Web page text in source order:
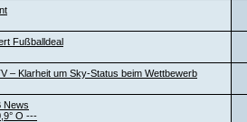
Fußballdeal
– Klarheit um Sky-Status beim Wettbewerb
News
O ---